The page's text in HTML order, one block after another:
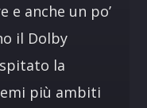
anche un po’
il Dolby
la
più ambiti